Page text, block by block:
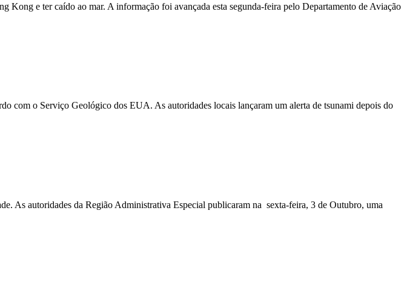
Kong e ter caído ao mar. A informação foi avançada esta segunda-feira pelo Departamento de Aviação
com o Serviço Geológico dos EUA. As autoridades locais lançaram um alerta de tsunami depois do
As autoridades da Região Administrativa Especial publicaram na sexta-feira, 3 de Outubro, uma